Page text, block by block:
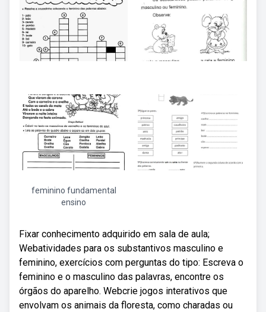
feminino fundamental
ensino
Fixar conhecimento adquirido em sala de aula;
Webatividades para os substantivos masculino e
feminino, exercícios com perguntas do tipo: Escreva o
feminino e o masculino das palavras, encontre os
órgãos do aparelho. Webcrie jogos interativos que
envolvam os animais da floresta, como charadas ou